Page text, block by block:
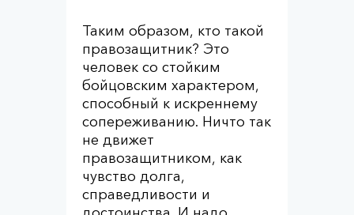
Таким образом, кто такой
правозащитник? Это
человек со стойким
бойцовским характером,
способный к искреннему
сопереживанию. Ничто так
не движет
правозащитником, как
чувство долга,
справедливости и